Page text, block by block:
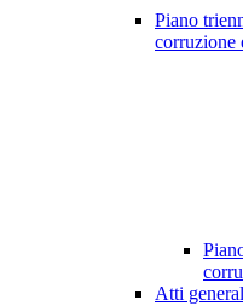
Piano
corruzione
Atti